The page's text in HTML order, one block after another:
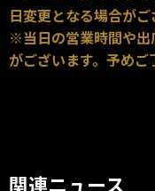
日変更となる場合がご
※当日の営業時間や出
がございます。予めご
関連ニュース